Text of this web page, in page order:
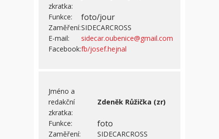
zkratka:
Funkce: foto/jour
Zaměření:SIDECARCROSS
E-mail:
sidecar.oubenice@gmail.com
Facebook:fb/josef.hejnal
Jméno a
redakční
zkratka:
Zdeněk Růžička (zr)
Funkce: foto
Zaměření:
SIDECARCROSS